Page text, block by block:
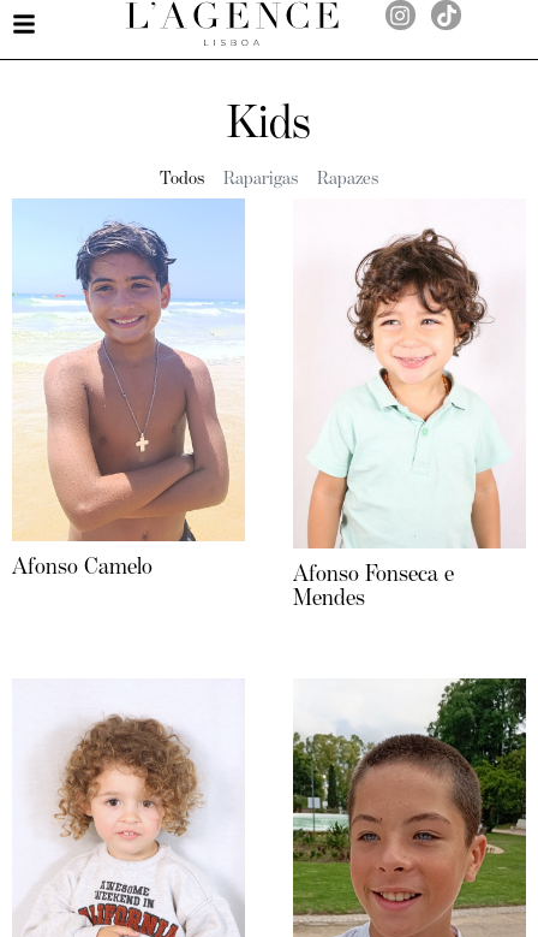
Kids
Raparigas Rapazes
Todos
Afonso Camelo
Afonso Fonseca e
Mendes